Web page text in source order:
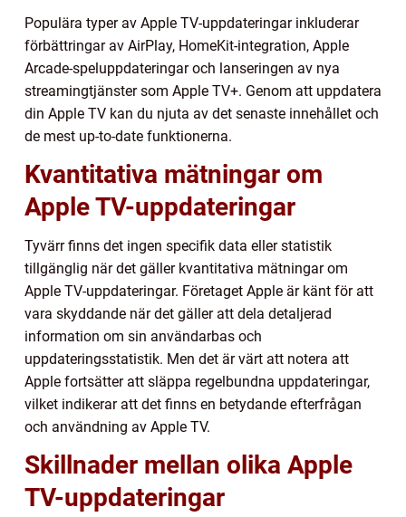
Populära typer av Apple TV-uppdateringar inkluderar
förbättringar av AirPlay, HomeKit-integration, Apple
Arcade-speluppdateringar och lanseringen av nya
streamingtjänster som Apple TV+. Genom att uppdatera
din Apple TV kan du njuta av det senaste innehållet och
de mest up-to-date funktionerna.
Kvantitativa mätningar om
Apple TV-uppdateringar
Tyvärr finns det ingen specifik data eller statistik
tillgänglig när det gäller kvantitativa mätningar om
Apple TV-uppdateringar. Företaget Apple är känt för att
vara skyddande när det gäller att dela detaljerad
information om sin användarbas och
uppdateringsstatistik. Men det är värt att notera att
Apple fortsätter att släppa regelbundna uppdateringar,
vilket indikerar att det finns en betydande efterfrågan
och användning av Apple TV.
Skillnader mellan olika Apple
TV-uppdateringar